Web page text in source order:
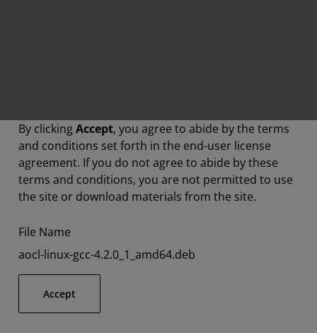
By clickingAccept, you agree to abide by the terms
and conditions set forth in the end-user license
agreement. If you do not agree to abide by these
terms and conditions, you are not permitted to use
the site or download materials from the site.
File Name
aocl-linux-gcc-4.2.0_1_amd64.deb
Accept